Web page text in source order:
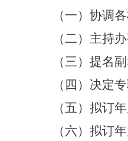
（一）协调
（二）主持
（三）提名
（四）决定
（五）拟订
（六）拟订